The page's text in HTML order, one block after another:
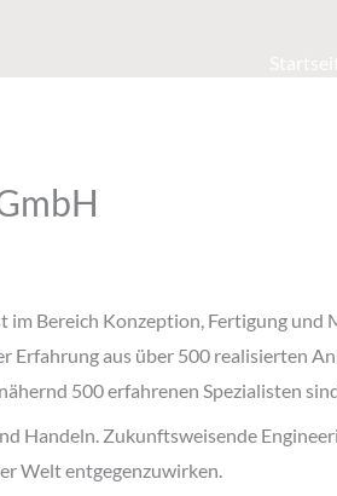
im Bereich Konzeption, Fertigung
Erfahrung aus über 500 realisierten
500 erfahrenen Spezialisten
Handeln. Zukunftsweisende
Welt entgegenzuwirken.